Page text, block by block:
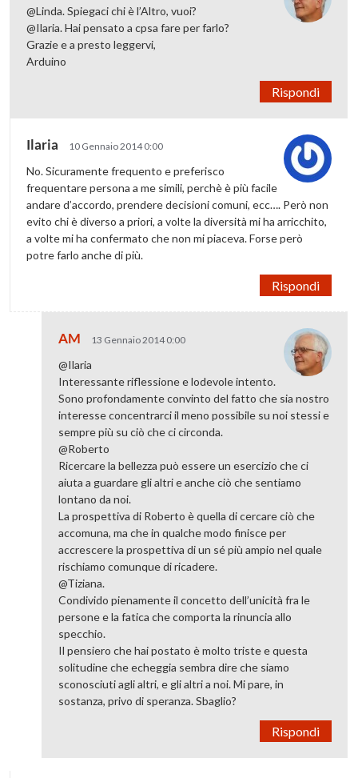
@Linda. Spiegaci chi è l’Altro, vuoi?
@Ilaria. Hai pensato a cpsa fare per farlo?
Grazie e a presto leggervi,
Arduino
Rispondi
Ilaria 10 Gennaio 2014 0:00
No. Sicuramente frequento e preferisco
frequentare persona a me simili, perchè è più facile
andare d’accordo, prendere decisioni comuni, ecc…. Però non
evito chi è diverso a priori, a volte la diversità mi ha arricchito,
a volte mi ha confermato che non mi piaceva. Forse però
potre farlo anche di più.
Rispondi
AM 13 Gennaio 2014 0:00
@Ilaria
Interessante riflessione e lodevole intento.
Sono profondamente convinto del fatto che sia nostro
interesse concentrarci il meno possibile su noi stessi e
sempre più su ciò che ci circonda.
@Roberto
Ricercare la bellezza può essere un esercizio che ci
aiuta a guardare gli altri e anche ciò che sentiamo
lontano da noi.
La prospettiva di Roberto è quella di cercare ciò che
accomuna, ma che in qualche modo finisce per
accrescere la prospettiva di un sé più ampio nel quale
rischiamo comunque di ricadere.
@Tiziana.
Condivido pienamente il concetto dell’unicità fra le
persone e la fatica che comporta la rinuncia allo
specchio.
Il pensiero che hai postato è molto triste e questa
solitudine che echeggia sembra dire che siamo
sconosciuti agli altri, e gli altri a noi. Mi pare, in
sostanza, privo di speranza. Sbaglio?
Rispondi